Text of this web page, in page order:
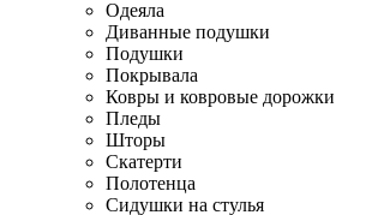
Одеяла
Диванные подушки
Подушки
Покрывала
Ковры и ковровые дорожки
Пледы
Шторы
Скатерти
Полотенца
Сидушки на стулья